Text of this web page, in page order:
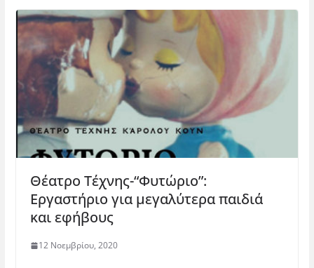
Θέατρο Τέχνης-“Φυτώριο”:
Εργαστήριο για μεγαλύτερα παιδιά
και εφήβους
12 Νοεμβρίου, 2020